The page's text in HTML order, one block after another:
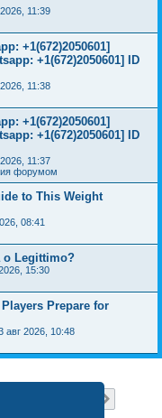
11:39
+1(672)2050601]
+1(672)2050601] ID
11:38
+1(672)2050601]
+1(672)2050601] ID
11:37
форумом
to This Weight
08:41
o Legittimo?
15:30
Prepare for
авг 2026, 10:48